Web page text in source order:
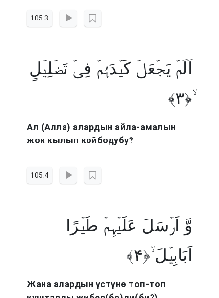
105:3
اَلَمۡ یَجۡعَلۡ کَیۡدَہُمۡ فِیۡ تَضۡلِیۡلٍ
ۙ﴿۳﴾
Ал (Алла) алардын айла-амалын
жок кылып койбодубу?
105:4
وَّ اَرۡسَلَ عَلَیۡہِمۡ طَیۡرًا
اَبَابِیۡلَ ۙ﴿۴﴾
Жана алардын үстүнө топ-топ